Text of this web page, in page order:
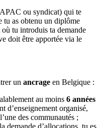
ou syndicat) qui te
tu as obtenu un diplôme
tu introduis ta demande
doit être apportée via le
un ancrage en Belgique :
au moins 6 années
d’enseignement organisé,
des communautés ;